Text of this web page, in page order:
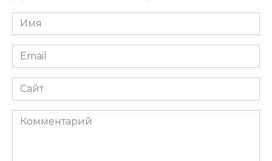
Имя
*
Email
*
Сайт
Комментарий